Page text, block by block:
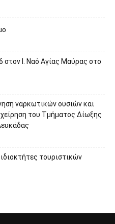
στον Ι. Ναό Αγίας Μαύρας στο
ναρκωτικών ουσιών και
του Τμήματος Δίωξης
τουριστικών